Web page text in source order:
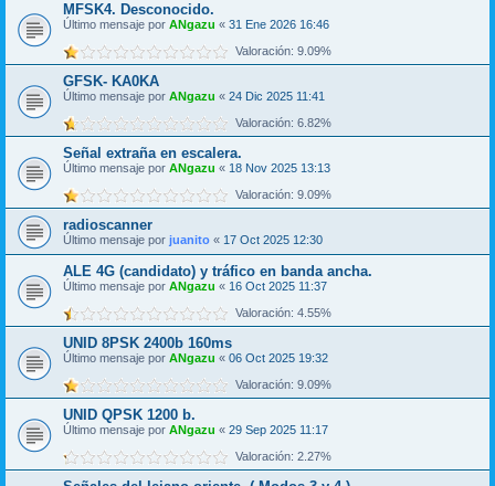
MFSK4. Desconocido.
Último mensaje por ANgazu « 31 Ene 2026 16:46
Valoración: 9.09%
GFSK- KA0KA
Último mensaje por ANgazu « 24 Dic 2025 11:41
Valoración: 6.82%
Señal extraña en escalera.
Último mensaje por ANgazu « 18 Nov 2025 13:13
Valoración: 9.09%
radioscanner
Último mensaje por juanito « 17 Oct 2025 12:30
ALE 4G (candidato) y tráfico en banda ancha.
Último mensaje por ANgazu « 16 Oct 2025 11:37
Valoración: 4.55%
UNID 8PSK 2400b 160ms
Último mensaje por ANgazu « 06 Oct 2025 19:32
Valoración: 9.09%
UNID QPSK 1200 b.
Último mensaje por ANgazu « 29 Sep 2025 11:17
Valoración: 2.27%